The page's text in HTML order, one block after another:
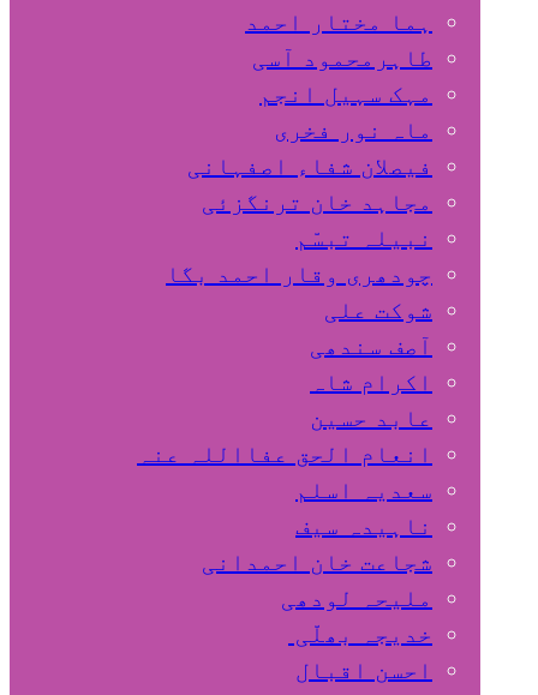
ہما مختار احمد
طاہرمحمود آسی
مہک سہیل انجم
ماہ نور فخری
فیصلان شفاء اصفہانی
مجاہد خان ترنگزئی
نبیلہ تبسّم
چودھری وقار احمد بگا
شوکت علی
آصف سندھی
اکرام شاہ
عابد حسین
انعام الحق عفااللہ عنہ
سعدیہ اسلم
ناہیدہ سیف
شجاعت خان احمدانی
ملیحہ لودھی
خدیجہ بھلّی
احسن اقبال